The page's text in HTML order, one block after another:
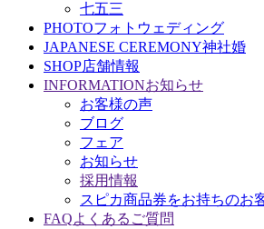
七五三
PHOTOフォトウェディング
JAPANESE CEREMONY神社婚
SHOP店舗情報
INFORMATIONお知らせ
お客様の声
ブログ
フェア
お知らせ
採用情報
スピカ商品券をお持ちのお
FAQよくあるご質問